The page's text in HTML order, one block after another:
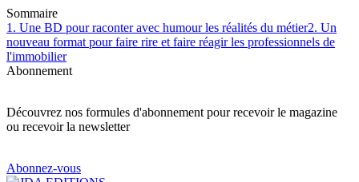
Sommaire
1. Une BD pour raconter avec humour les réalités du métier2. Un
nouveau format pour faire rire et faire réagir les professionnels de
l'immobilier
Abonnement
Découvrez nos formules d'abonnement pour recevoir le magazine
ou recevoir la newsletter
Abonnez-vous